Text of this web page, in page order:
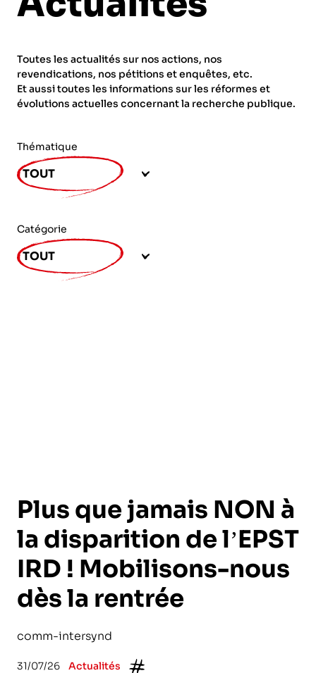
Fonction publique
Actions spécifiques
ORGANISMES
CNRS – Centre national de la recherche
scientifique
INRIA - Institut national de recherche en
INSERM – Institut national de la santé et de la
recherche médicale
développement
INED – Institut national d’études
démographiques
AGENDA
PUBLICATIONS
ADHÉRER
Toutes les actualités sur nos actions, nos
revendications, nos pétitions et enquêtes, etc.
Et aussi toutes les informations sur les réformes et
évolutions actuelles concernant la recherche publique.
Thématique
TOUT
Catégorie
TOUT
Plus que jamais NON à
la disparition de l’EPST
IRD ! Mobilisons-nous
dès la rentrée
comm-intersynd
31/07/26 Actualités